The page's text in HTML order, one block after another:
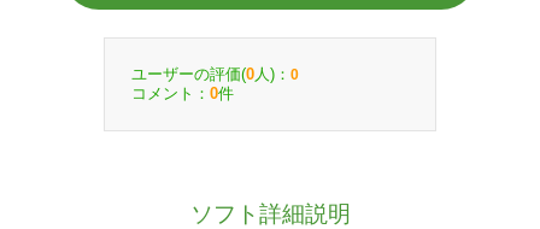
ユーザーの評価(0 人)： 0
コメント： 0件
ソフト詳細説明